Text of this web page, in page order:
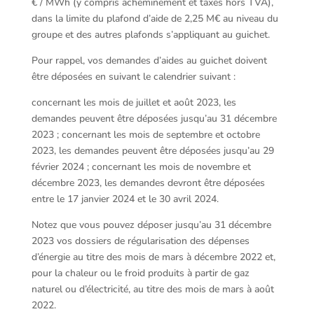
dans la limite du plafond d’aide de 2,25 M€ au niveau du
groupe et des autres plafonds s’appliquant au guichet.
Pour rappel, vos demandes d’aides au guichet doivent
être déposées en suivant le calendrier suivant :
concernant les mois de juillet et août 2023, les
demandes peuvent être déposées jusqu’au 31 décembre
2023 ; concernant les mois de septembre et octobre
2023, les demandes peuvent être déposées jusqu’au 29
février 2024 ; concernant les mois de novembre et
décembre 2023, les demandes devront être déposées
entre le 17 janvier 2024 et le 30 avril 2024.
Notez que vous pouvez déposer jusqu’au 31 décembre
2023 vos dossiers de régularisation des dépenses
d’énergie au titre des mois de mars à décembre 2022 et,
pour la chaleur ou le froid produits à partir de gaz
naturel ou d’électricité, au titre des mois de mars à août
2022.